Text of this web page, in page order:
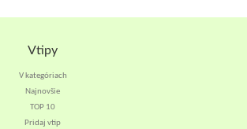
Vtipy
V kategóriach
Najnovšie
TOP 10
Pridaj vtip